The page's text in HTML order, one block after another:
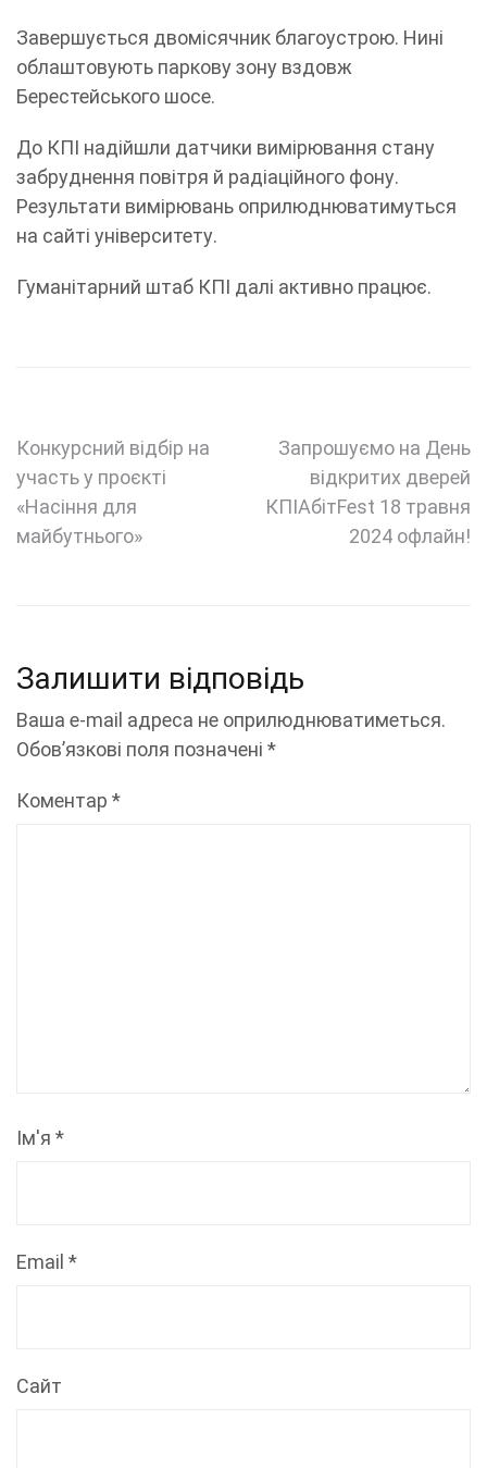
Завершується двомісячник благоустрою. Нині
облаштовують паркову зону вздовж
Берестейського шосе.
До КПІ надійшли датчики вимірювання стану
забруднення повітря й радіаційного фону.
Результати вимірювань оприлюднюватимуться
на сайті університету.
Гуманітарний штаб КПІ далі активно працює.
Навігація
записів
Конкурсний відбір на
участь у проєкті
«Насіння для
майбутнього»
Запрошуємо на День
відкритих дверей
КПІАбітFest 18 травня
2024 офлайн!
Залишити відповідь
Ваша e-mail адреса не оприлюднюватиметься.
Обов’язкові поля позначені *
Коментар *
Ім'я *
Email *
Сайт